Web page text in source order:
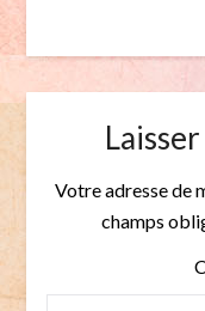
Votre adresse de
champs